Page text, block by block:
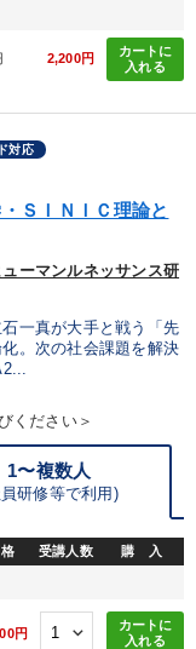
2,200円
カートに
入れる
対応
ＳＩＮＩＣ理論と
ーマンルネッサンス研
一真が大手と戦う「先
。次の社会課題を解決
ください＞
1〜複数人
研修等で利用)
受講人数 購 入
円
カートに
入れる